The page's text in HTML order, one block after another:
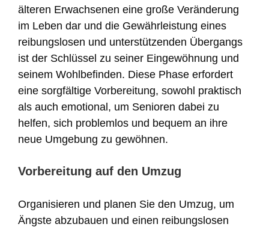
älteren Erwachsenen eine große Veränderung
im Leben dar und die Gewährleistung eines
reibungslosen und unterstützenden Übergangs
ist der Schlüssel zu seiner Eingewöhnung und
seinem Wohlbefinden. Diese Phase erfordert
eine sorgfältige Vorbereitung, sowohl praktisch
als auch emotional, um Senioren dabei zu
helfen, sich problemlos und bequem an ihre
neue Umgebung zu gewöhnen.
Vorbereitung auf den Umzug
Organisieren und planen Sie den Umzug, um
Ängste abzubauen und einen reibungslosen